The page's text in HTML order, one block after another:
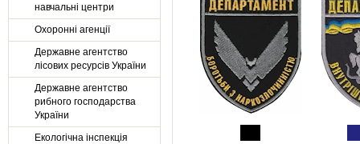
навчальні центри
Охоронні агенції
Державне агентство
лісових ресурсів України
Державне агентство
рибного господарства
України
Екологічна інспекція